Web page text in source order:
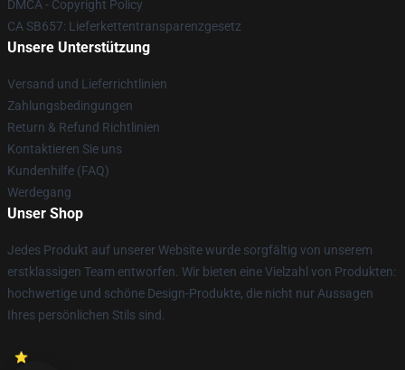
DMCA - Copyright Policy
CA SB657: Lieferkettentransparenzgesetz
Unsere Unterstützung
Versand und Lieferrichtlinien
Zahlungsbedingungen
Return & Refund Richtlinien
Kontaktieren Sie uns
Kundenhilfe (FAQ)
Werdegang
Unser Shop
Jedes Produkt auf unserer Website wurde sorgfältig von unserem
erstklassigen Team entworfen. Wir bieten eine Vielzahl von Produkten:
hochwertige und schöne Design-Produkte, die nicht nur Aussagen
Ihres persönlichen Stils sind.